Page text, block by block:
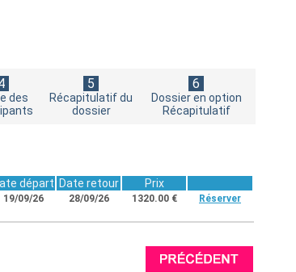
des
5
Récapitulatif du
dossier
6
Dossier en option
Récapitulatif
départ Date retour Prix
19/09/26 28/09/26 1320.00 €
Réserver